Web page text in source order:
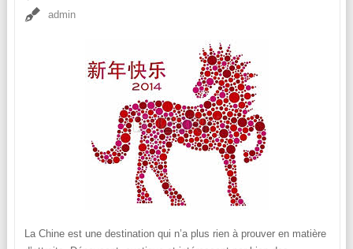
admin
La Chine est une destination qui n’a plus rien à prouver en matière